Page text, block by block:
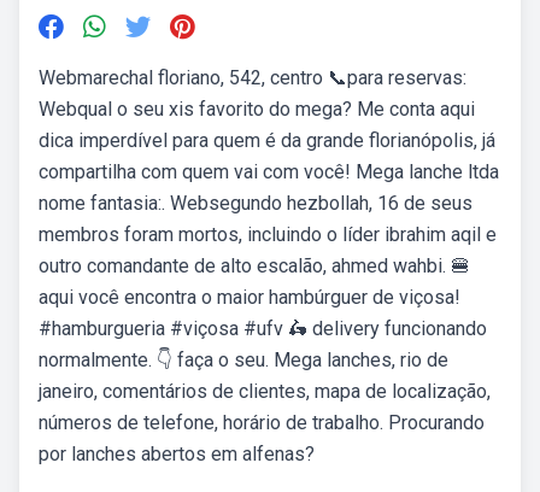
Webmarechal floriano, 542, centro 📞para reservas:
Webqual o seu xis favorito do mega? Me conta aqui ️
dica imperdível para quem é da grande florianópolis, já
compartilha com quem vai com você! Mega lanche ltda
nome fantasia:. Websegundo hezbollah, 16 de seus
membros foram mortos, incluindo o líder ibrahim aqil e
outro comandante de alto escalão, ahmed wahbi. 🍔
aqui você encontra o maior hambúrguer de viçosa!
#hamburgueria #viçosa #ufv 🛵 delivery funcionando
normalmente. 👇 faça o seu. Mega lanches, rio de
janeiro, comentários de clientes, mapa de localização,
números de telefone, horário de trabalho. Procurando
por lanches abertos em alfenas?